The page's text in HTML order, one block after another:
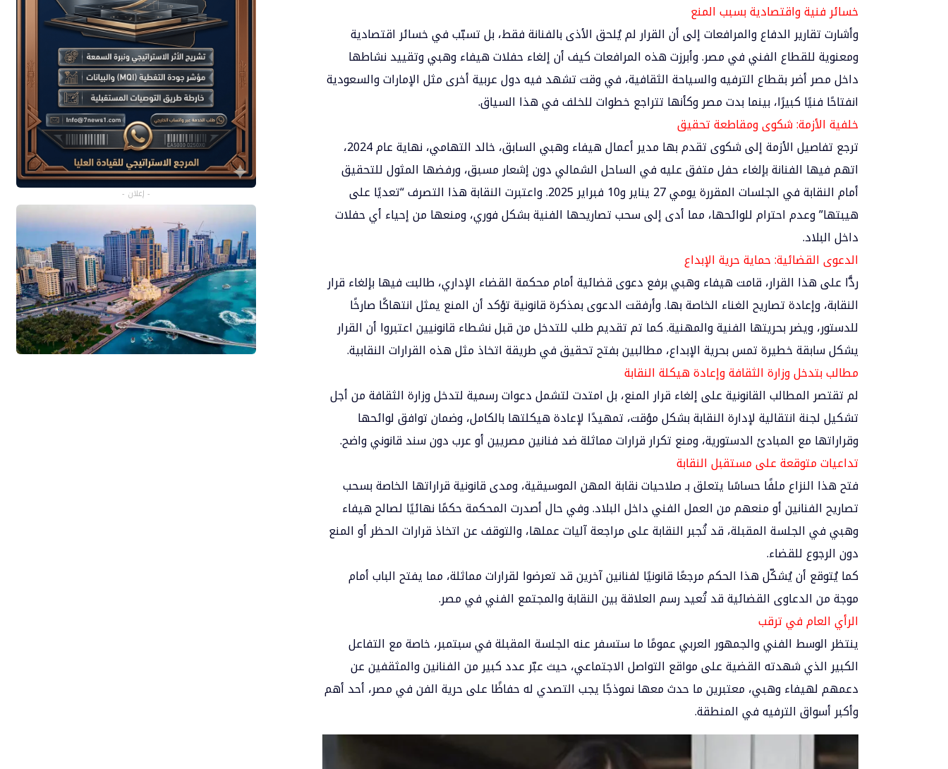
خسائر فنية واقتصادية بسبب المنع
وأشارت تقارير الدفاع والمرافعات إلى أن القرار لم يُلحق الأذى بالفنانة فقط، بل تسبّب في خسائر اقتصادية
ومعنوية للقطاع الفني في مصر. وأبرزت هذه المرافعات كيف أن إلغاء حفلات هيفاء وهبي وتقييد نشاطها
داخل مصر أضر بقطاع الترفيه والسياحة الثقافية، في وقت تشهد فيه دول عربية أخرى مثل الإمارات والسعودية
انفتاحًا فنيًا كبيرًا، بينما بدت مصر وكأنها تتراجع خطوات للخلف في هذا السياق.
خلفية الأزمة: شكوى ومقاطعة تحقيق
ترجع تفاصيل الأزمة إلى شكوى تقدم بها مدير أعمال هيفاء وهبي السابق، خالد التهامي، نهاية عام 2024،
اتهم فيها الفنانة بإلغاء حفل متفق عليه في الساحل الشمالي دون إشعار مسبق، ورفضها المثول للتحقيق
أمام النقابة في الجلسات المقررة يومي 27 يناير و10 فبراير 2025. واعتبرت النقابة هذا التصرف “تعديًا على
هيبتها” وعدم احترام للوائحها، مما أدى إلى سحب تصاريحها الفنية بشكل فوري، ومنعها من إحياء أي حفلات
داخل البلاد.
الدعوى القضائية: حماية حرية الإبداع
ردًّا على هذا القرار، قامت هيفاء وهبي برفع دعوى قضائية أمام محكمة القضاء الإداري، طالبت فيها بإلغاء قرار
النقابة، وإعادة تصاريح الغناء الخاصة بها. وأرفقت الدعوى بمذكرة قانونية تؤكد أن المنع يمثل انتهاكًا صارخًا
للدستور، ويضر بحريتها الفنية والمهنية. كما تم تقديم طلب للتدخل من قبل نشطاء قانونيين اعتبروا أن القرار
يشكل سابقة خطيرة تمس بحرية الإبداع، مطالبين بفتح تحقيق في طريقة اتخاذ مثل هذه القرارات النقابية.
مطالب بتدخل وزارة الثقافة وإعادة هيكلة النقابة
لم تقتصر المطالب القانونية على إلغاء قرار المنع، بل امتدت لتشمل دعوات رسمية لتدخل وزارة الثقافة من أجل
تشكيل لجنة انتقالية لإدارة النقابة بشكل مؤقت، تمهيدًا لإعادة هيكلتها بالكامل، وضمان توافق لوائحها
وقراراتها مع المبادئ الدستورية، ومنع تكرار قرارات مماثلة ضد فنانين مصريين أو عرب دون سند قانوني واضح.
تداعيات متوقعة على مستقبل النقابة
فتح هذا النزاع ملفًا حساسًا يتعلق بـ صلاحيات نقابة المهن الموسيقية، ومدى قانونية قراراتها الخاصة بسحب
تصاريح الفنانين أو منعهم من العمل الفني داخل البلاد. وفي حال أصدرت المحكمة حكمًا نهائيًا لصالح هيفاء
وهبي في الجلسة المقبلة، قد تُجبر النقابة على مراجعة آليات عملها، والتوقف عن اتخاذ قرارات الحظر أو المنع
دون الرجوع للقضاء.
كما يُتوقع أن يُشكّل هذا الحكم مرجعًا قانونيًا لفنانين آخرين قد تعرضوا لقرارات مماثلة، مما يفتح الباب أمام
موجة من الدعاوى القضائية قد تُعيد رسم العلاقة بين النقابة والمجتمع الفني في مصر.
الرأي العام في ترقب
ينتظر الوسط الفني والجمهور العربي عمومًا ما ستسفر عنه الجلسة المقبلة في سبتمبر، خاصة مع التفاعل
الكبير الذي شهدته القضية على مواقع التواصل الاجتماعي، حيث عبّر عدد كبير من الفنانين والمثقفين عن
دعمهم لهيفاء وهبي، معتبرين ما حدث معها نموذجًا يجب التصدي له حفاظًا على حرية الفن في مصر، أحد أهم
وأكبر أسواق الترفيه في المنطقة.
- إعلان -